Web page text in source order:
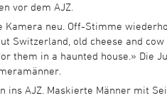
vor dem AJZ.
neu. Off-Stimme
Switzerland, old cheese and
them in a haunted house.» Die
ins AJZ. Maskierte Männer mit